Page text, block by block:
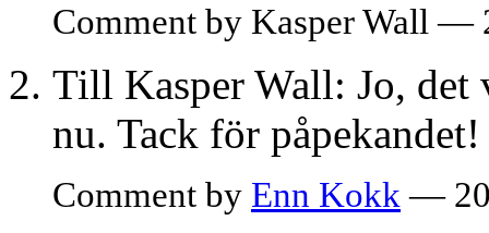
Comment by Kasper Wall —
Till Kasper Wall: Jo, det
nu. Tack för påpekandet!
Comment by Enn Kokk —